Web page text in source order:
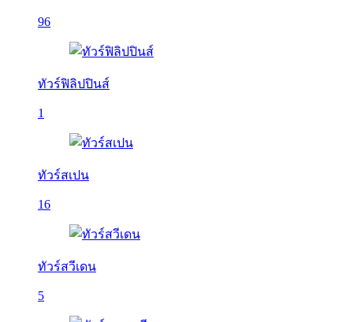
96
ทัวร์ฟิลิปปินส์
1
ทัวร์สเปน
16
ทัวร์สวีเดน
5